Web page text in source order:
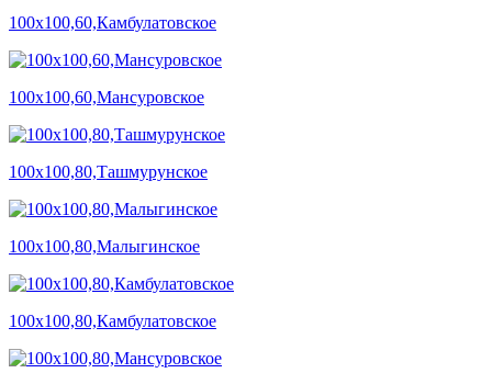
100х100,60,Камбулатовское
100х100,60,Мансуровское
100х100,80,Ташмурунское
100х100,80,Малыгинское
100х100,80,Камбулатовское